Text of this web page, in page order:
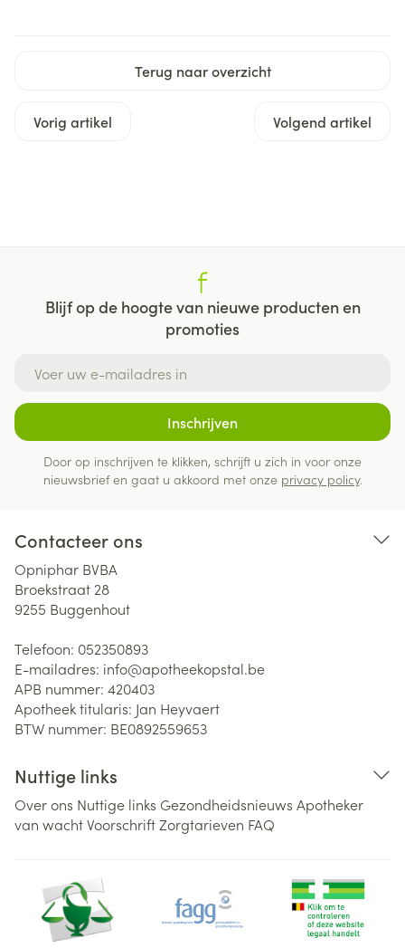
Terug naar overzicht
Vorig artikel Volgend artikel
Blijf op de hoogte van nieuwe producten en
promoties
Inschrijven
Door op inschrijven te klikken, schrijft u zich in voor onze
nieuwsbrief en gaat u akkoord met onze privacy policy.
Contacteer ons
Opniphar BVBA
Broekstraat 28
9255 Buggenhout
Telefoon: 052350893
E-mailadres: info@apotheekopstal.be
APB nummer: 420403
Apotheek titularis: Jan Heyvaert
BTW nummer: BE0892559653
Nuttige links
Over ons Nuttige links Gezondheidsnieuws Apotheker
van wachtVoorschriftZorgtarieven FAQ